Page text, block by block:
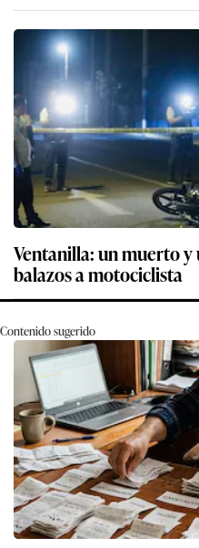
Ventanilla: un muerto
balazos a motociclista
Contenido sugerido